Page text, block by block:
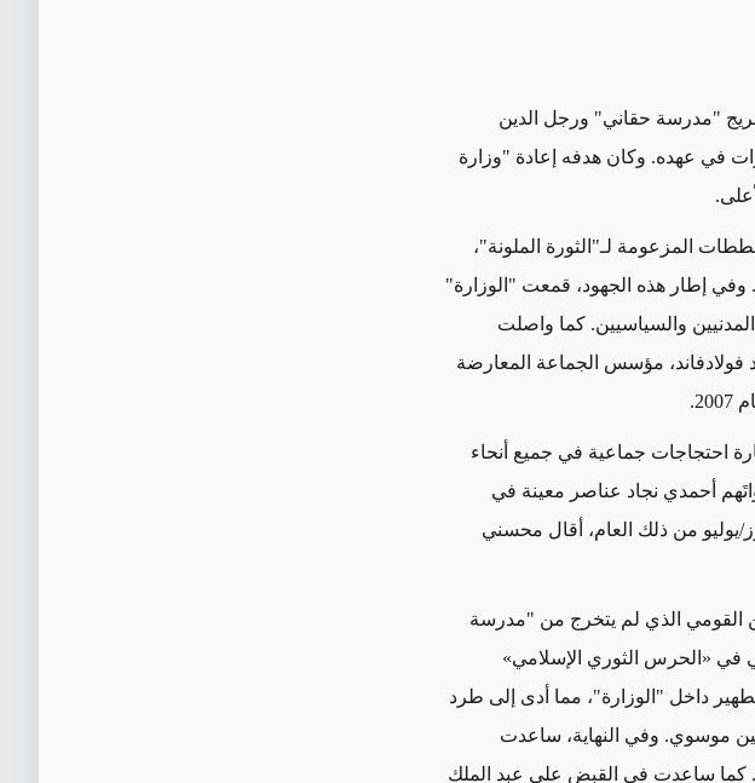
خريج "مدرسة حقاني" ورجل الدين
في عهده. وكان هدفه إعادة "وزارة
المزعومة لـ"الثورة الملونة"،
وفي إطار هذه الجهود، قمعت "الوزارة"
والسياسيين. كما واصلت
فولادفاند، مؤسس الجماعة المعارضة
جميع أنحاء
أحمدي نجاد عناصر معينة في
ذلك العام، أقال محسني
القومي الذي لم يتخرج من "مدرسة
في « الحرس الثوري الإسلامي»
داخل "الوزارة"، مما أدى إلى طرد
موسوي. وفي النهاية، ساعدت
كما ساعدت في القبض على عبد الملك